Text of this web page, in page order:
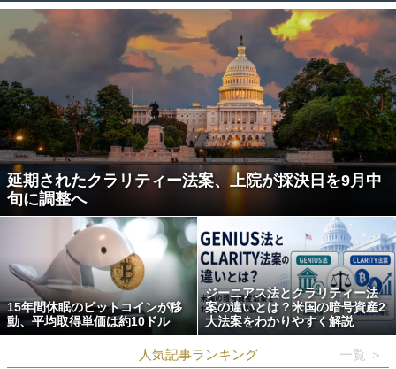
延期されたクラリティー法案、上院が採決日を9月中
旬に調整へ
15年間休眠のビットコインが移
動、平均取得単価は約10ドル
ジーニアス法とクラリティー法
案の違いとは？米国の暗号資産2
大法案をわかりやすく解説
人気記事ランキング 一覧 ＞